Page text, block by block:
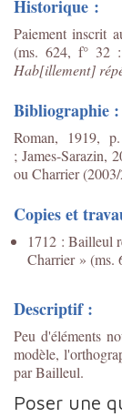
Historique :
Paiement inscrit
(ms. 624, f° 32
Hab[illement]
Bibliographie :
Roman, 1919,
; James-Sarazin,
ou Charrier
Copies et
1712 : Bailleul
Charrier » (ms.
Descriptif :
Peu d'éléments
modèle,
par Bailleul.
Poser une